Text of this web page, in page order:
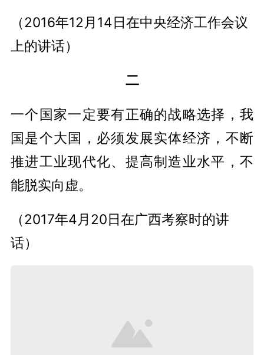
（2016年12月14日在中央经济工作会议
上的讲话）
二
一个国家一定要有正确的战略选择，我
国是个大国，必须发展实体经济，不断
推进工业现代化、提高制造业水平，不
能脱实向虚。
（2017年4月20日在广西考察时的讲
话）